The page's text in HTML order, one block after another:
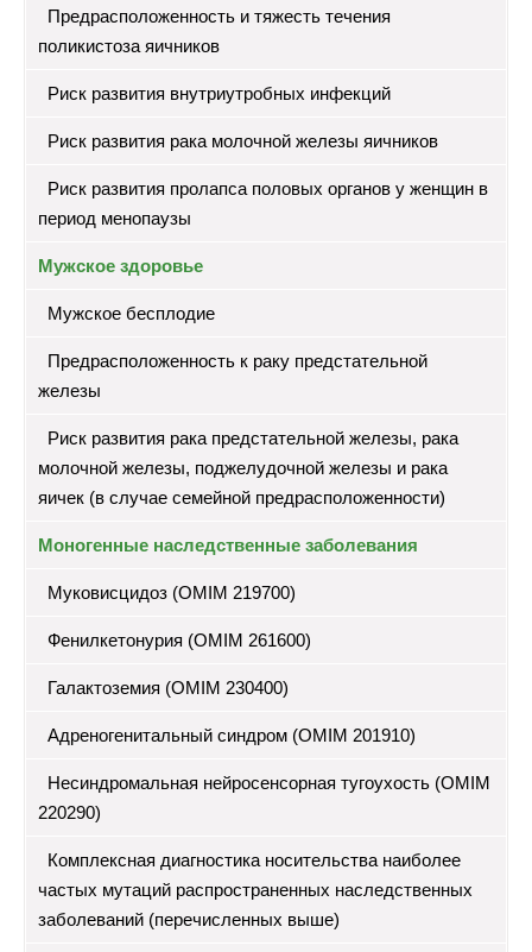
Предрасположенность и тяжесть течения
поликистоза яичников
Риск развития внутриутробных инфекций
Риск развития рака молочной железы яичников
Риск развития пролапса половых органов у женщин в
период менопаузы
Мужское здоровье
Мужское бесплодие
Предрасположенность к раку предстательной
железы
Риск развития рака предстательной железы, рака
молочной железы, поджелудочной железы и рака
яичек (в случае семейной предрасположенности)
Моногенные наследственные заболевания
Муковисцидоз (OMIM 219700)
Фенилкетонурия (OMIM 261600)
Галактоземия (OMIM 230400)
Адреногенитальный синдром (OMIM 201910)
Несиндромальная нейросенсорная тугоухость (OMIM
220290)
Комплексная диагностика носительства наиболее
частых мутаций распространенных наследственных
заболеваний (перечисленных выше)